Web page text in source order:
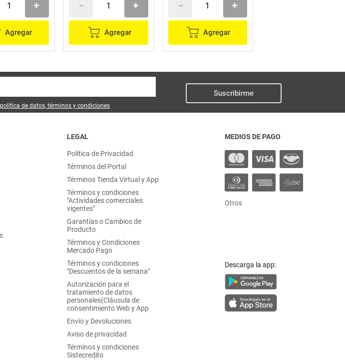
Agregar Agregar Agregar
de datos, términos y condiciones
Suscribirme
LEGAL
Política de Privacidad
Términos del Portal
Términos Tienda Virtual y App
Términos y condiciones
"Actividades comerciales
vigentes"
Garantías o Cambios de
Producto
Términos y Condiciones
Mercado Pago
Términos y condiciones
"Descuentos de la semana"
Autorización para el
tratamiento de datos
personales(Cláusula de
consentimiento Web y App
Envío y Devoluciones
Aviso de privacidad
Términos y condiciones
Sistecredito
MEDIOS DE PAGO
Otros
Descarga la app: